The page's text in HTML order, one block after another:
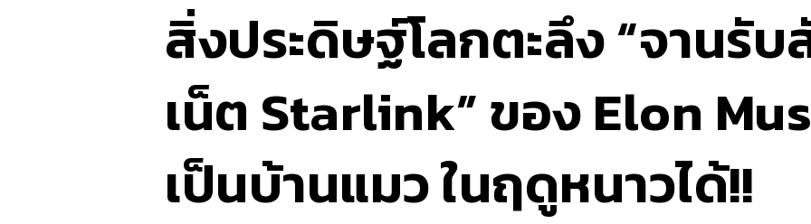
สิ่งประดิษฐ์โลกตะลึง “จาน
เน็ต Starlink” ของ Elon
เป็นบ้านแมว ในฤดูหนาวได้!!